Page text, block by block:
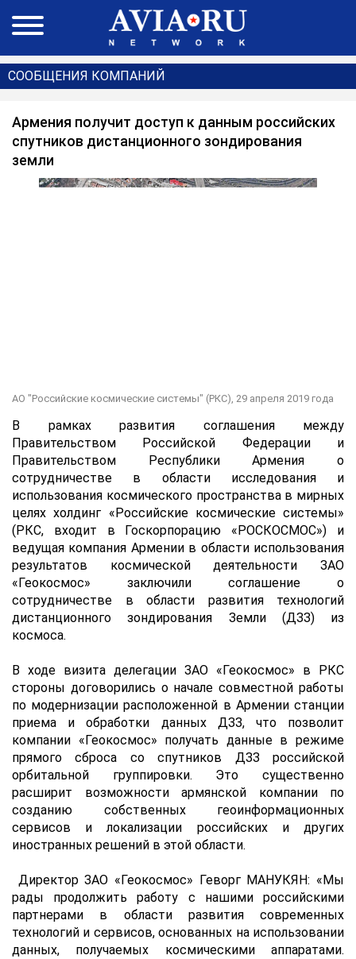
СООБЩЕНИЯ КОМПАНИЙ
Армения получит доступ к данным российских
спутников дистанционного зондирования
земли
АО "Российские космические системы" (РКС), 29 апреля 2019 года
В рамках развития соглашения между
Правительством Российской Федерации и
Правительством Республики Армения о
сотрудничестве в области исследования и
использования космического пространства в мирных
целях холдинг «Российские космические системы»
(РКС, входит в Госкорпорацию «РОСКОСМОС») и
ведущая компания Армении в области использования
результатов космической деятельности ЗАО
«Геокосмос» заключили соглашение о
сотрудничестве в области развития технологий
дистанционного зондирования Земли (ДЗЗ) из
космоса.
В ходе визита делегации ЗАО «Геокосмос» в РКС
стороны договорились о начале совместной работы
по модернизации расположенной в Армении станции
приема и обработки данных ДЗЗ, что позволит
компании «Геокосмос» получать данные в режиме
прямого сброса со спутников ДЗЗ российской
орбитальной группировки. Это существенно
расширит возможности армянской компании по
созданию собственных геоинформационных
сервисов и локализации российских и других
иностранных решений в этой области.
Директор ЗАО «Геокосмос» Геворг МАНУКЯН: «Мы
рады продолжить работу с нашими российскими
партнерами в области развития современных
технологий и сервисов, основанных на использовании
данных, получаемых космическими аппаратами.